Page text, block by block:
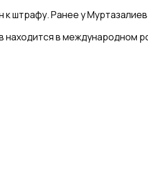
штрафу. Ранее у
находится в международном